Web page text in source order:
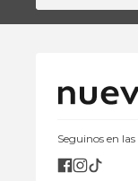
Seguinos en las